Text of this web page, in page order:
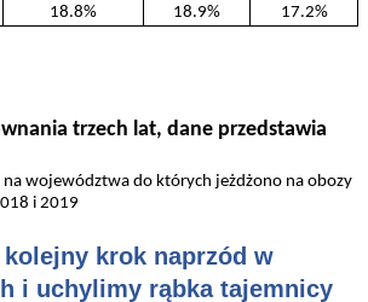
18.8% 18.9%
17.2%
trzech lat, dane przedstawia
krok naprzód w
i uchylimy rąbka tajemnicy